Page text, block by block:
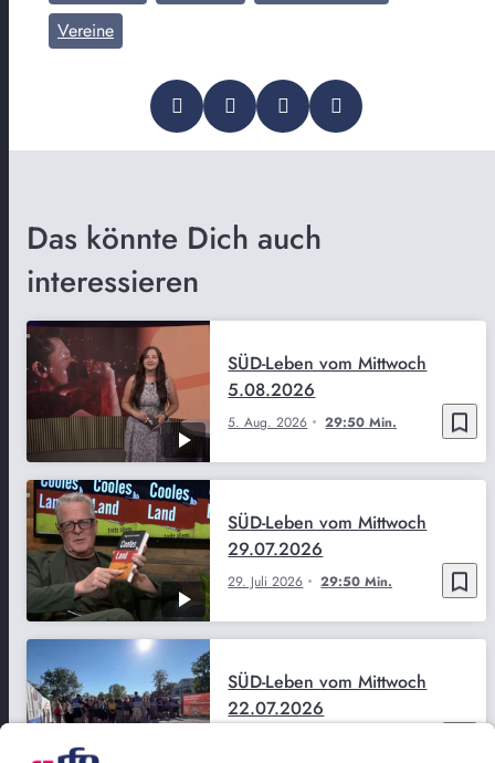
Vereine
Das könnte Dich auch
interessieren
bookmark_border
5. Aug. 2026 29:50 Min.
SÜD-Leben vom Mittwoch
5.08.2026
bookmark_border
29. Juli 2026 29:50 Min.
SÜD-Leben vom Mittwoch
29.07.2026
SÜD-Leben vom Mittwoch
22.07.2026